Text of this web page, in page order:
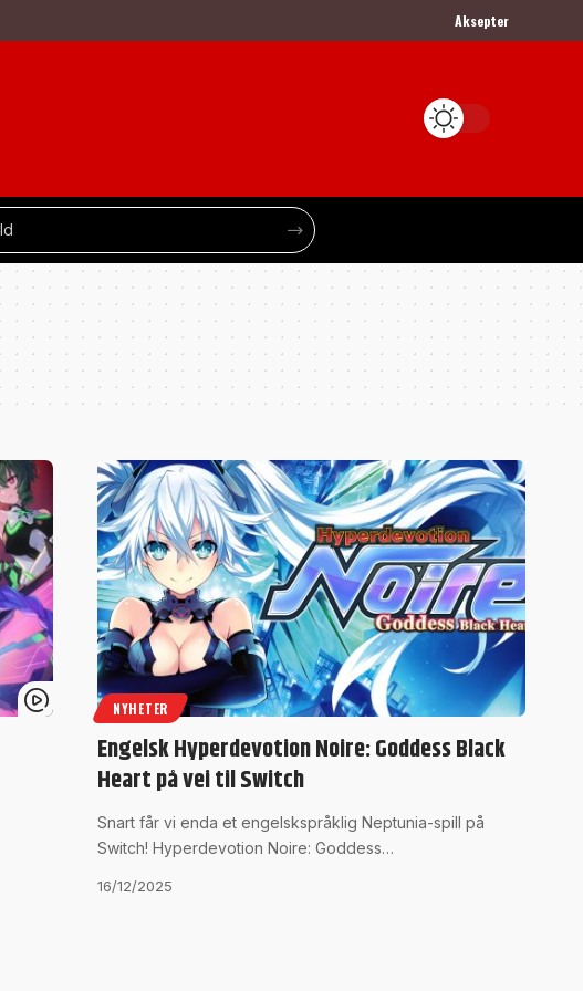
Aksepter
NYHETER
Engelsk Hyperdevotion Noire: Goddess Black
Heart på vei til Switch
Snart får vi enda et engelskspråklig Neptunia-spill på
Switch! Hyperdevotion Noire: Goddess…
16/12/2025